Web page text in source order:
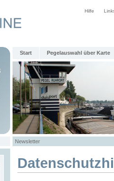
Hilfe
Start Pegelauswahl über Karte
Newsletter